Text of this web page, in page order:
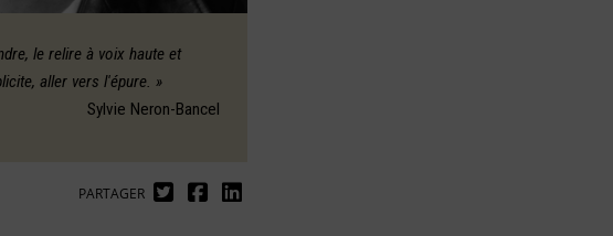
le relire à voix haute et
aller vers l'épure. »
Sylvie Neron-Bancel
PARTAGER